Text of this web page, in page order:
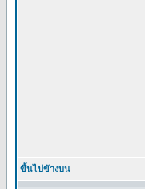
ขึ้นไปข้างบน